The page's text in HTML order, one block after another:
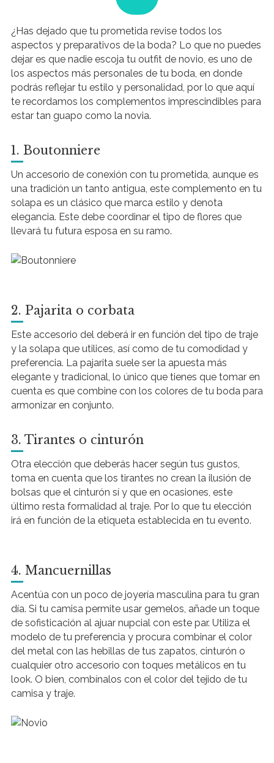
¿Has dejado que tu prometida revise todos los
aspectos y preparativos de la boda? Lo que no puedes
dejar es que nadie escoja tu outfit de novio, es uno de
los aspectos más personales de tu boda, en donde
podrás reflejar tu estilo y personalidad, por lo que aquí
te recordamos los complementos imprescindibles para
estar tan guapo como la novia.
1. Boutonniere
Un accesorio de conexión con tu prometida, aunque es
una tradición un tanto antigua, este complemento en tu
solapa es un clásico que marca estilo y denota
elegancia. Este debe coordinar el tipo de flores que
llevará tu futura esposa en su ramo.
2. Pajarita o corbata
Este accesorio del deberá ir en función del tipo de traje
y la solapa que utilices, así como de tu comodidad y
preferencia. La pajarita suele ser la apuesta más
elegante y tradicional, lo único que tienes que tomar en
cuenta es que combine con los colores de tu boda para
armonizar en conjunto.
3. Tirantes o cinturón
Otra elección que deberás hacer según tus gustos,
toma en cuenta que los tirantes no crean la ilusión de
bolsas que el cinturón sí y que en ocasiones, este
último resta formalidad al traje. Por lo que tu elección
irá en función de la etiqueta establecida en tu evento.
4. Mancuernillas
Acentúa con un poco de joyería masculina para tu gran
día. Si tu camisa permite usar gemelos, añade un toque
de sofisticación al ajuar nupcial con este par. Utiliza el
modelo de tu preferencia y procura combinar el color
del metal con las hebillas de tus zapatos, cinturón o
cualquier otro accesorio con toques metálicos en tu
look. O bien, combínalos con el color del tejido de tu
camisa y traje.